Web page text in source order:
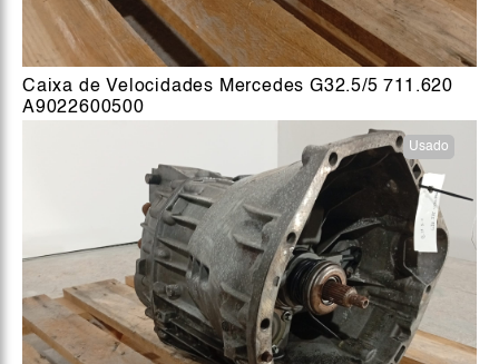
Caixa de Velocidades Mercedes G32.5/5 711.620
A9022600500
Usado